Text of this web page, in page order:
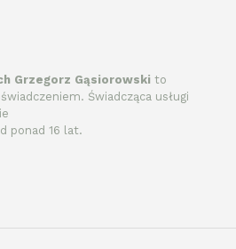
Grzegorz Gąsiorowski to
Świadcząca usługi
ponad 16 lat.